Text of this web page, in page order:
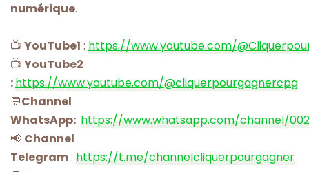
numérique.
📺 YouTube1 : https://www.youtube.com/
📺 YouTube2
:https://www.youtube.com/@cliquerpourgagnercpg
💬Channel
WhatsApp: https://www.whatsapp.com/channel/
📢 Channel
Telegram: https://t.me/channelcliquerpourgagner